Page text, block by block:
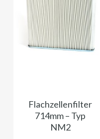
Flachzellenfilter
714mm – Typ
NM2